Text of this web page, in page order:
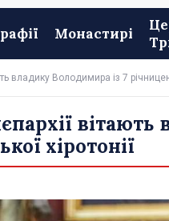
Монастирі
владику Володимира із 7
вітають
хіротонії